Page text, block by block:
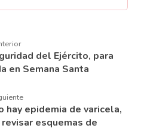
del Ejército, para
en Semana Santa
hay epidemia de varicela,
esquemas de